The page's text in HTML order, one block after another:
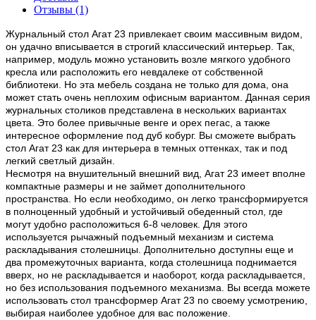
Отзывы (1)
Журнальный стол Агат 23 привлекает своим массивным видом,
он удачно вписывается в строгий классический интерьер. Так,
например, модуль можно установить возле мягкого удобного
кресла или расположить его невдалеке от собственной
библиотеки. Но эта мебель создана не только для дома, она
может стать очень неплохим офисным вариантом. Данная серия
журнальных столиков представлена в нескольких вариантах
цвета. Это более привычные венге и орех пегас, а также
интересное оформление под дуб кобург. Вы сможете выбрать
стол Агат 23 как для интерьера в темных оттенках, так и под
легкий светлый дизайн.
Несмотря на внушительный внешний вид, Агат 23 имеет вполне
компактные размеры и не займет дополнительного
пространства. Но если необходимо, он легко трансформируется
в полноценный удобный и устойчивый обеденный стол, где
могут удобно расположиться 6-8 человек. Для этого
используется рычажный подъемный механизм и система
раскладывания столешницы. Дополнительно доступны еще и
два промежуточных варианта, когда столешница поднимается
вверх, но не раскладывается и наоборот, когда раскладывается,
но без использования подъемного механизма. Вы всегда можете
использовать стол трансформер Агат 23 по своему усмотрению,
выбирая наиболее удобное для вас положение.